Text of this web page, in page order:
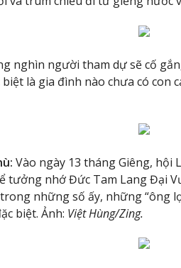
nghìn người tham dự sẽ cố
là gia đình nào chưa có con
Vào ngày 13 tháng Giêng, hội
tưởng nhớ Đức Tam Lang Đại
những số ấy, những “ông
biệt. Ảnh: Việt Hùng/Zing.